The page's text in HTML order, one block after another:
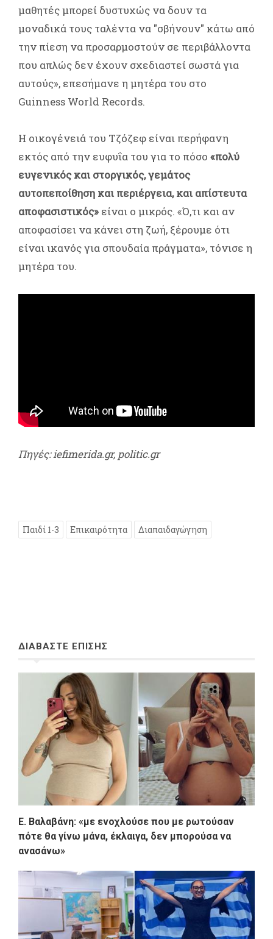
μαθητές μπορεί δυστυχώς να δουν τα
μοναδικά τους ταλέντα να "σβήνουν" κάτω από
την πίεση να προσαρμοστούν σε περιβάλλοντα
που απλώς δεν έχουν σχεδιαστεί σωστά για
αυτούς», επεσήμανε η μητέρα του στο
Guinness World Records.
Η οικογένειά του Τζόζεφ είναι περήφανη
εκτός από την ευφυΐα του για το πόσο «πολύ
ευγενικός και στοργικός, γεμάτος
αυτοπεποίθηση και περιέργεια, και απίστευτα
αποφασιστικός» είναι ο μικρός. «Ό,τι και αν
αποφασίσει να κάνει στη ζωή, ξέρουμε ότι
είναι ικανός για σπουδαία πράγματα», τόνισε η
μητέρα του.
Πηγές: iefimerida.gr, politic.gr
Παιδί 1-3 Επικαιρότητα Διαπαιδαγώγηση
ΔΙΑΒΑΣΤΕ ΕΠΙΣΗΣ
Ε. Βαλαβάνη: «με ενοχλούσε που με ρωτούσαν
πότε θα γίνω μάνα, έκλαιγα, δεν μπορούσα να
ανασάνω»